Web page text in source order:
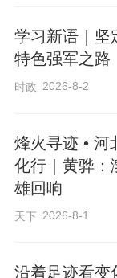
学习新语｜坚
特色强军之路
时政 2026-8-2
烽火寻迹 • 河
化行｜黄骅：
雄回响
天下 2026-8-1
沿着足迹看变